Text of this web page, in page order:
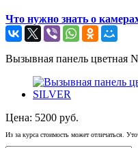
Что нужно знать о
Вызывная панель цветная
Цена: 5200 руб.
Из за курса стоимость может отличаться.